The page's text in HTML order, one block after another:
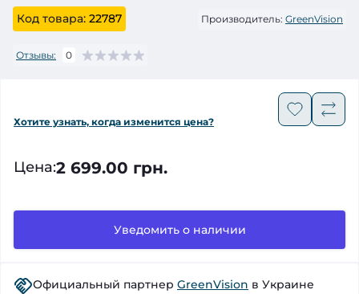
Код товара: 22787 Производитель: GreenVision
Отзывы: 0
Хотите узнать, когда изменится цена?
Цена:2 699.00 грн.
Уведомить о наличии
Официальный партнер GreenVision в Украине